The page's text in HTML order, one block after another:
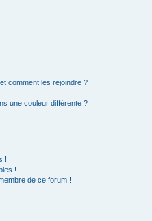
comment les rejoindre ?
une couleur différente ?
!
!
de ce forum !